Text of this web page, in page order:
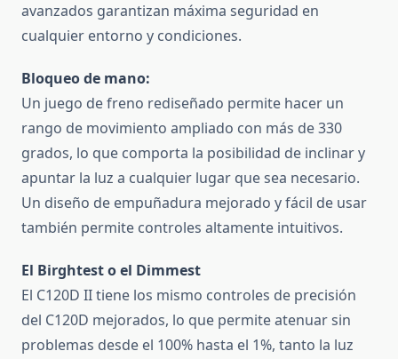
avanzados garantizan máxima seguridad en
cualquier entorno y condiciones.
Bloqueo de mano:
Un juego de freno rediseñado permite hacer un
rango de movimiento ampliado con más de 330
grados, lo que comporta la posibilidad de inclinar y
apuntar la luz a cualquier lugar que sea necesario.
Un diseño de empuñadura mejorado y fácil de usar
también permite controles altamente intuitivos.
El Birghtest o el Dimmest
El C120D II tiene los mismo controles de precisión
del C120D mejorados, lo que permite atenuar sin
problemas desde el 100% hasta el 1%, tanto la luz